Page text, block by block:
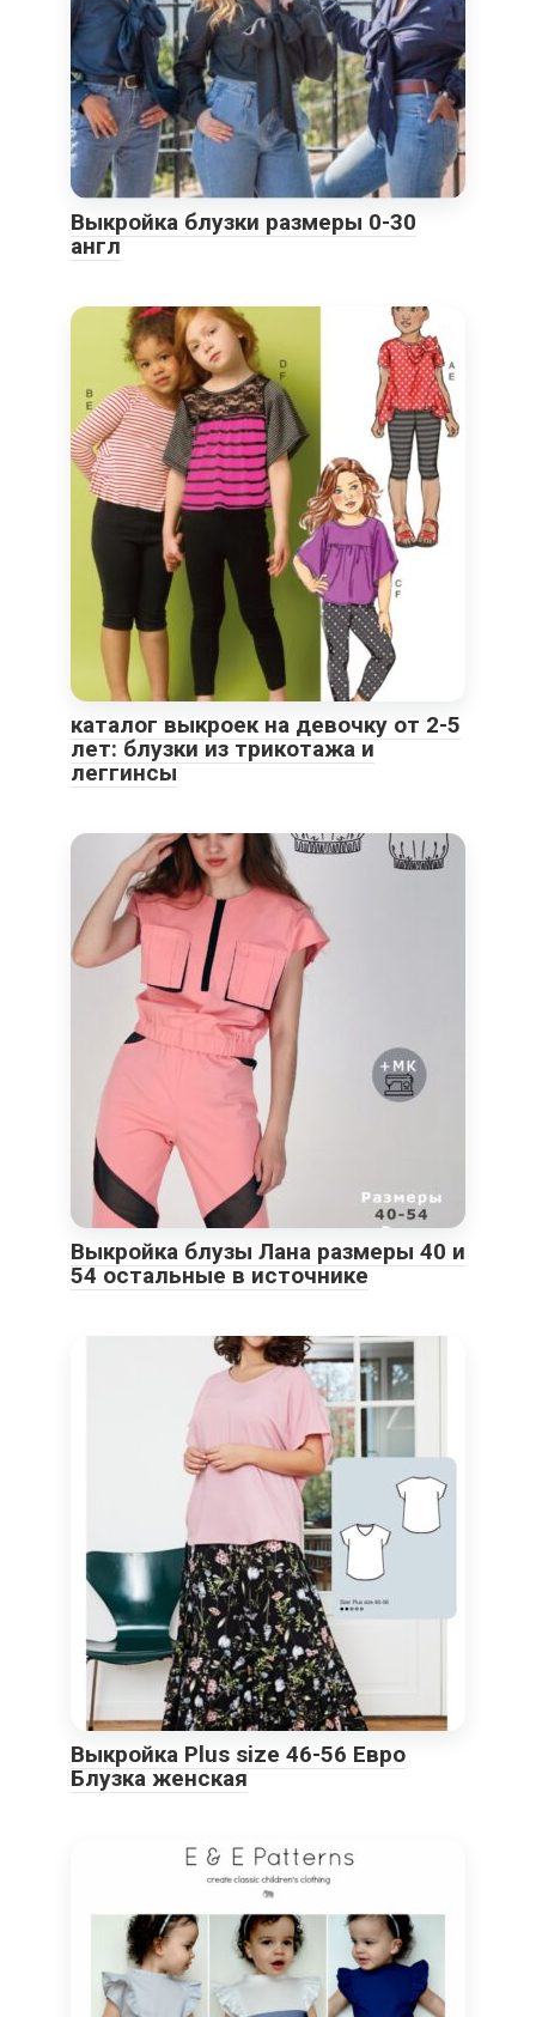
Выкройка блузки размеры 0-30
англ
каталог выкроек на девочку от 2-5
лет: блузки из трикотажа и
леггинсы
Выкройка блузы Лана размеры 40 и
54 остальные в источнике
Выкройка Plus size 46-56 Евро
Блузка женская